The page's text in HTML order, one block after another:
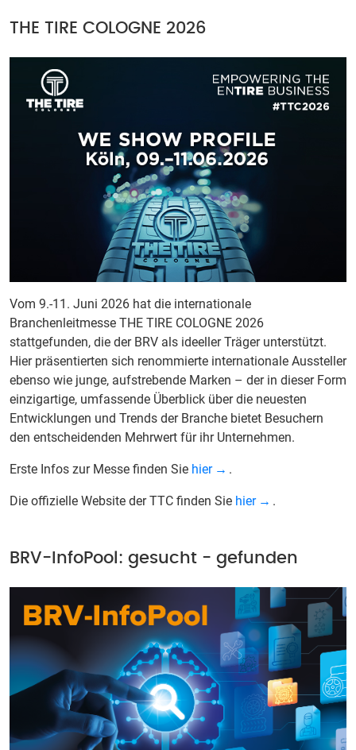
THE TIRE COLOGNE 2026
Vom 9.-11. Juni 2026 hat die internationale
Branchenleitmesse THE TIRE COLOGNE 2026
stattgefunden, die der BRV als ideeller Träger unterstützt.
Hier präsentierten sich renommierte internationale Aussteller
ebenso wie junge, aufstrebende Marken – der in dieser Form
einzigartige, umfassende Überblick über die neuesten
Entwicklungen und Trends der Branche bietet Besuchern
den entscheidenden Mehrwert für ihr Unternehmen.
Erste Infos zur Messe finden Sie hier .
Die offizielle Website der TTC finden Sie hier .
BRV-InfoPool: gesucht - gefunden